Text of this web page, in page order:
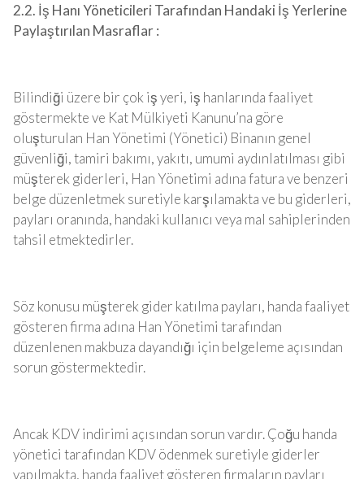
2.2. İş Hanı Yöneticileri Tarafından Handaki İş Yerlerine
Paylaştırılan Masraflar :
Bilindiği üzere bir çok iş yeri, iş hanlarında faaliyet
göstermekte ve Kat Mülkiyeti Kanunu’na göre
oluşturulan Han Yönetimi (Yönetici) Binanın genel
güvenliği, tamiri bakımı, yakıtı, umumi aydınlatılması gibi
müşterek giderleri, Han Yönetimi adına fatura ve benzeri
belge düzenletmek suretiyle karşılamakta ve bu giderleri,
payları oranında, handaki kullanıcı veya mal sahiplerinden
tahsil etmektedirler.
Söz konusu müşterek gider katılma payları, handa faaliyet
gösteren firma adına Han Yönetimi tarafından
düzenlenen makbuza dayandığı için belgeleme açısından
sorun göstermektedir.
Ancak KDV indirimi açısından sorun vardır. Çoğu handa
yönetici tarafından KDV ödenmek suretiyle giderler
yapılmakta, handa faaliyet gösteren firmaların payları